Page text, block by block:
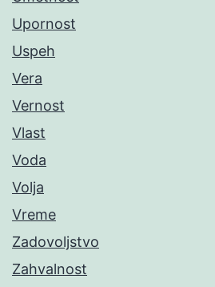
Upornost
Uspeh
Vera
Vernost
Vlast
Voda
Volja
Vreme
Zadovoljstvo
Zahvalnost